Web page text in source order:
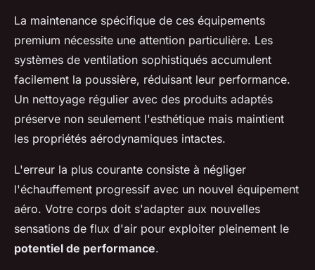
La maintenance spécifique de ces équipements
premium nécessite une attention particulière. Les
systèmes de ventilation sophistiqués accumulent
facilement la poussière, réduisant leur performance.
Un nettoyage régulier avec des produits adaptés
préserve non seulement l'esthétique mais maintient
les propriétés aérodynamiques intactes.
L'erreur la plus courante consiste à négliger
l'échauffement progressif avec un nouvel équipement
aéro. Votre corps doit s'adapter aux nouvelles
sensations de flux d'air pour exploiter pleinement le
potentiel de performance.